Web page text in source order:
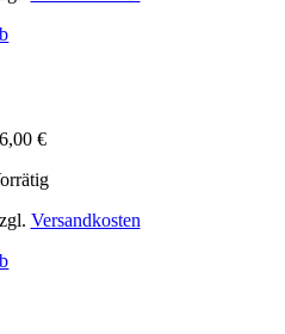
€
Versandkosten